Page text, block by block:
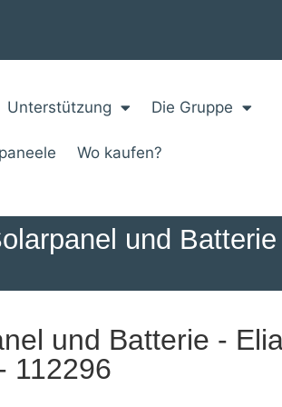
Unterstützung Die Gruppe
Wo kaufen?
und
und Batterie -
112296